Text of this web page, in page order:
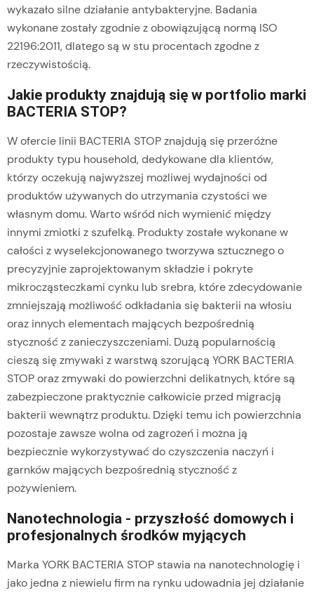
wykazało silne działanie antybakteryjne. Badania
wykonane zostały zgodnie z obowiązującą normą ISO
22196:2011, dlatego są w stu procentach zgodne z
rzeczywistością.
Jakie produkty znajdują się w portfolio marki
BACTERIA STOP?
W ofercie linii BACTERIA STOP znajdują się przeróżne
produkty typu household, dedykowane dla klientów,
którzy oczekują najwyższej możliwej wydajności od
produktów używanych do utrzymania czystości we
własnym domu. Warto wśród nich wymienić między
innymi zmiotki z szufelką. Produkty zostałe wykonane w
całości z wyselekcjonowanego tworzywa sztucznego o
precyzyjnie zaprojektowanym składzie i pokryte
mikrocząsteczkami cynku lub srebra, które zdecydowanie
zmniejszają możliwość odkładania się bakterii na włosiu
oraz innych elementach mających bezpośrednią
styczność z zanieczyszczeniami. Dużą popularnością
cieszą się zmywaki z warstwą szorującą YORK BACTERIA
STOP oraz zmywaki do powierzchni delikatnych, które są
zabezpieczone praktycznie całkowicie przed migracją
bakterii wewnątrz produktu. Dzięki temu ich powierzchnia
pozostaje zawsze wolna od zagrożeń i można ją
bezpiecznie wykorzystywać do czyszczenia naczyń i
garnków mających bezpośrednią styczność z
pożywieniem.
Nanotechnologia - przyszłość domowych i
profesjonalnych środków myjących
Marka YORK BACTERIA STOP stawia na nanotechnologię i
jako jedna z niewielu firm na rynku udowadnia jej działanie